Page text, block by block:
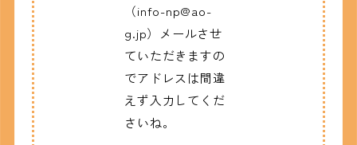
（info-np@ao-
g.jp）メールさせ
ていただきますの
でアドレスは間違
えず入力してくだ
さいね。